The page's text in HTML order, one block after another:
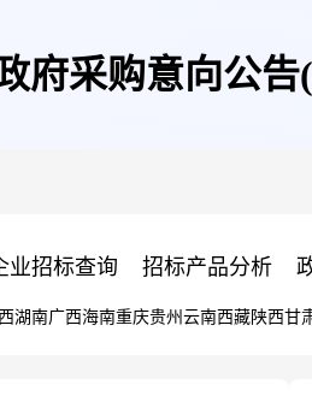
府采购意向公告
业招标查询 招标产品分析
湖南广西海南重庆贵州 云南西藏陕西甘